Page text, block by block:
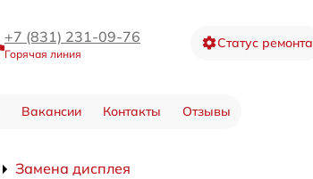
+7 (831) 231-09-76
Горячая линия
Статус ремонта
Вакансии Контакты Отзывы
Замена дисплея